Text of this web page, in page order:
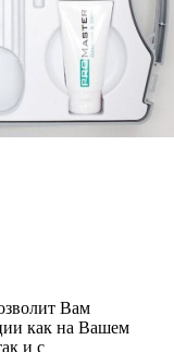
Вам
как на Вашем
и с